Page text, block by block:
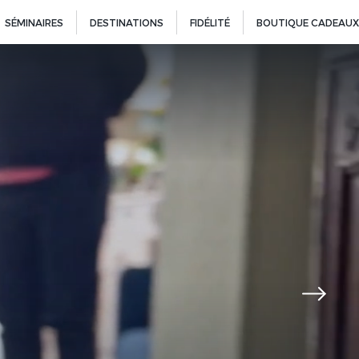
SÉMINAIRES DESTINATIONS FIDÉLITÉ BOUTIQUE CADEAUX